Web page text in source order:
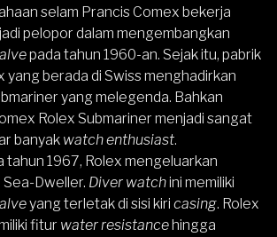
selam Prancis Comex bekerja
pelopor dalam mengembangkan
pada tahun 1960-an. Sejak itu, pabrik
yang berada di Swiss menghadirkan
yang melegenda. Bahkan
Rolex Submariner menjadi sangat
banyak watch enthusiast.
tahun 1967, Rolex mengeluarkan
Dweller. Diver watchini memiliki
yang terletak di sisi kiri casing. Rolex
fitur water resistancehingga